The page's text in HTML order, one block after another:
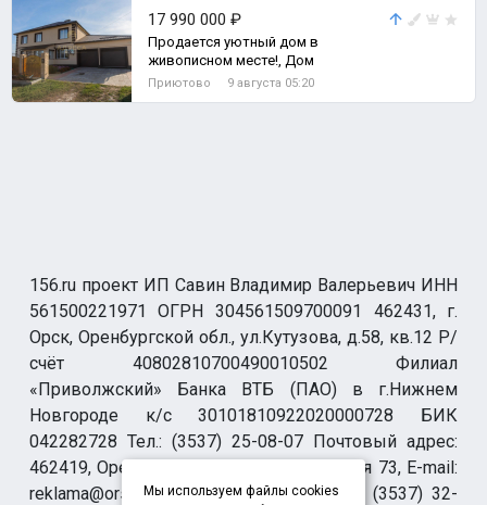
17 990 000 ₽
Продается уютный дом в
живописном месте!, Дом
Приютово 9 августа 05:20
156.ru проект ИП Савин Владимир Валерьевич ИНН
561500221971 ОГРН 304561509700091 462431, г.
Орск, Оренбургской обл., ул.Кутузова, д.58, кв.12 Р/
счёт 40802810700490010502 Филиал
«Приволжский» Банка ВТБ (ПАО) в г.Нижнем
Новгороде к/с 30101810922020000728 БИК
042282728 Тел.: (3537) 25-08-07 Почтовый адрес:
462419, Оренбургская обл., г. Орск-19 а/я 73, E-mail:
reklama@orsk.ru ТЕЛЕФОН МОДЕРАЦИИ (3537) 32-
Мы используем файлы cookies